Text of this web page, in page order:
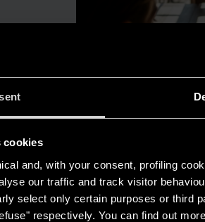
cookies
and, with your consent, profiling
our traffic and track visitor
select only certain purposes or third
respectively. You can find out